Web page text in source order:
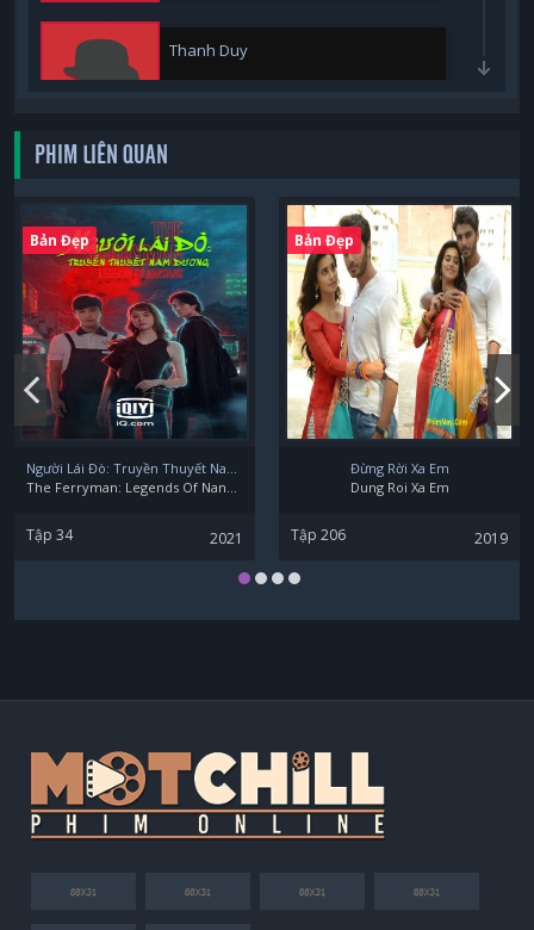
Thanh Duy
Tuyết Thu
Huỳnh Trường Thịnh
PHIM LIÊN QUAN
Bản Đẹp
Tập 34 2021
Bản Đẹp
Đừng Rời Xa Em
Dung Roi Xa Em
Tập 206 2019